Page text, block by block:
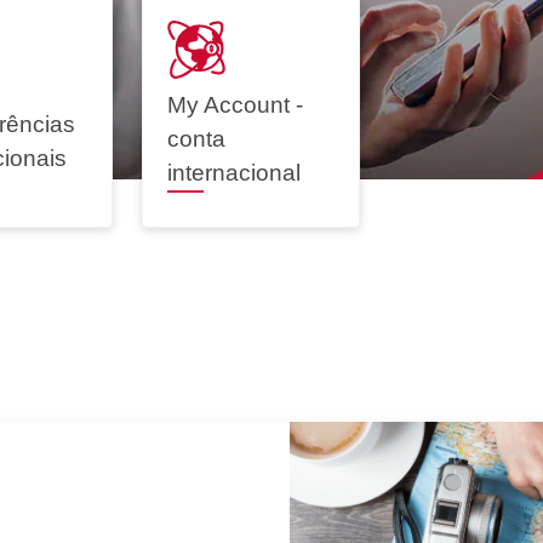
Renegociação de
My Account -
conta
internacional